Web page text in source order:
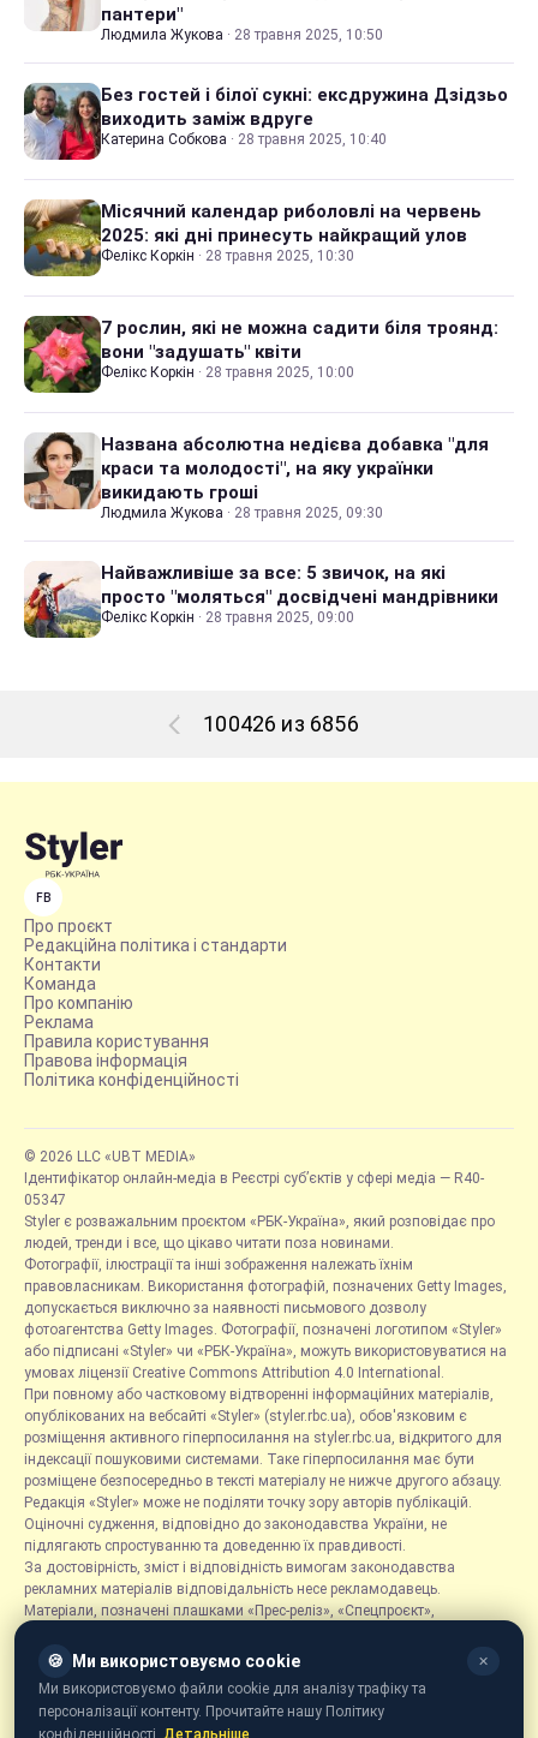
пантери"
Людмила Жукова · 28 травня 2025, 10:50
Без гостей і білої сукні: ексдружина Дзідзьо
виходить заміж вдруге
Катерина Собкова · 28 травня 2025, 10:40
Місячний календар риболовлі на червень
2025: які дні принесуть найкращий улов
Фелікс Коркін · 28 травня 2025, 10:30
7 рослин, які не можна садити біля троянд:
вони "задушать" квіти
Фелікс Коркін · 28 травня 2025, 10:00
Названа абсолютна недієва добавка "для
краси та молодості", на яку українки
викидають гроші
Людмила Жукова · 28 травня 2025, 09:30
Найважливіше за все: 5 звичок, на які
просто "моляться" досвідчені мандрівники
Фелікс Коркін · 28 травня 2025, 09:00
100426 из 6856
FB
Про проєкт
Редакційна політика і стандарти
Контакти
Команда
Про компанію
Реклама
Правила користування
Правова інформація
Політика конфіденційності
© 2026 LLC «UBT MEDIA»
Ідентифікатор онлайн-медіа в Реєстрі суб’єктів у сфері медіа — R40-
05347
Styler є розважальним проєктом «РБК-Україна», який розповідає про
людей, тренди і все, що цікаво читати поза новинами.
Фотографії, ілюстрації та інші зображення належать їхнім
правовласникам. Використання фотографій, позначених Getty Images,
допускається виключно за наявності письмового дозволу
фотоагентства Getty Images. Фотографії, позначені логотипом «Styler»
або підписані «Styler» чи «РБК-Україна», можуть використовуватися на
умовах ліцензії Creative Commons Attribution 4.0 International.
При повному або частковому відтворенні інформаційних матеріалів,
опублікованих на вебсайті «Styler» (styler.rbc.ua), обов'язковим є
розміщення активного гіперпосилання на styler.rbc.ua, відкритого для
індексації пошуковими системами. Таке гіперпосилання має бути
розміщене безпосередньо в тексті матеріалу не нижче другого абзацу.
Редакція «Styler» може не поділяти точку зору авторів публікацій.
Оціночні судження, відповідно до законодавства України, не
підлягають спростуванню та доведенню їх правдивості.
За достовірність, зміст і відповідність вимогам законодавства
рекламних матеріалів відповідальність несе рекламодавець.
Матеріали, позначені плашками «Прес-реліз», «Спецпроєкт»,
розміщуються на правах реклами.
Рубрика «Новини компаній» є інформаційним форматом, що містить
новини, повідомлення та оголошення, пов'язані з діяльністю
компаній, і ґрунтується на інформації, наданій відповідними
🍪 Ми використовуємо cookie ✕
Ми використовуємо файли cookie для аналізу трафіку та
персоналізації контенту. Прочитайте нашу Політику
конфіденційності. Детальніше